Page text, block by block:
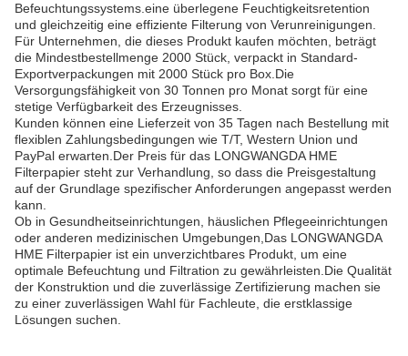
Befeuchtungssystems.eine überlegene Feuchtigkeitsretention
und gleichzeitig eine effiziente Filterung von Verunreinigungen.
Für Unternehmen, die dieses Produkt kaufen möchten, beträgt
die Mindestbestellmenge 2000 Stück, verpackt in Standard-
Exportverpackungen mit 2000 Stück pro Box.Die
Versorgungsfähigkeit von 30 Tonnen pro Monat sorgt für eine
stetige Verfügbarkeit des Erzeugnisses.
Kunden können eine Lieferzeit von 35 Tagen nach Bestellung mit
flexiblen Zahlungsbedingungen wie T/T, Western Union und
PayPal erwarten.Der Preis für das LONGWANGDA HME
Filterpapier steht zur Verhandlung, so dass die Preisgestaltung
auf der Grundlage spezifischer Anforderungen angepasst werden
kann.
Ob in Gesundheitseinrichtungen, häuslichen Pflegeeinrichtungen
oder anderen medizinischen Umgebungen,Das LONGWANGDA
HME Filterpapier ist ein unverzichtbares Produkt, um eine
optimale Befeuchtung und Filtration zu gewährleisten.Die Qualität
der Konstruktion und die zuverlässige Zertifizierung machen sie
zu einer zuverlässigen Wahl für Fachleute, die erstklassige
Lösungen suchen.